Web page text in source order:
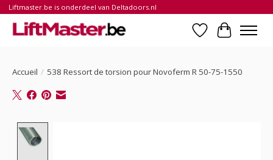
Liftmaster.be is onderdeel van Deltadoors.nl
Liste dePanier
Accueil / 538 Ressort de torsion pour Novoferm R 50-75-1550